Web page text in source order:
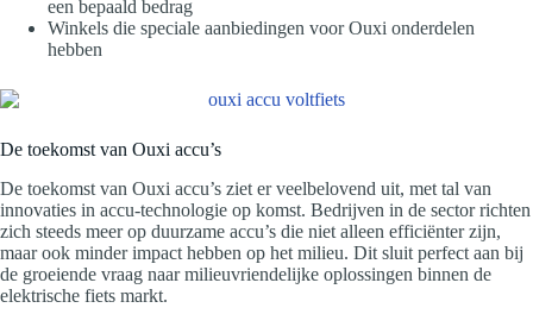
een bepaald bedrag
Winkels die speciale aanbiedingen voor Ouxi onderdelen
hebben
De toekomst van Ouxi accu’s
De toekomst van Ouxi accu’s ziet er veelbelovend uit, met tal van
innovaties in accu-technologie op komst. Bedrijven in de sector richten
zich steeds meer op duurzame accu’s die niet alleen efficiënter zijn,
maar ook minder impact hebben op het milieu. Dit sluit perfect aan bij
de groeiende vraag naar milieuvriendelijke oplossingen binnen de
elektrische fiets markt.